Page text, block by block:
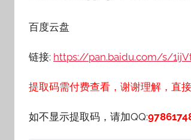
百度云盘
链接: https://pan.baidu.com/s/
提取码需付费查看，谢谢理解，直
如不显示提取码，请加QQ: